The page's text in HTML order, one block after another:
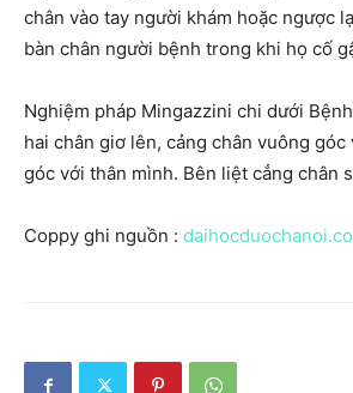
chân vào tay người khám hoặc ngược
bàn chân người bệnh trong khi họ cố
Nghiệm pháp Mingazzini chi dưới
hai chân giơ lên, cảng chân vuông
góc với thân mình. Bên liệt cẳng chân
Coppy ghi nguồn :